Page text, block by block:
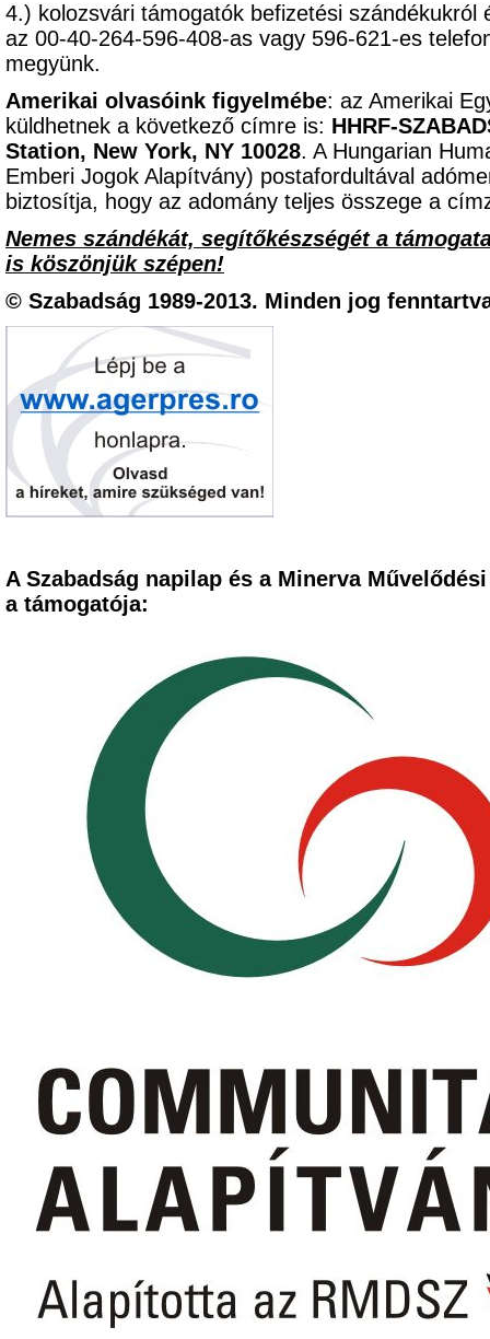
4.) kolozsvári támogatók befizetési
az 00-40-264-596-408-as vagy 596-621-es
megyünk.
Amerikai olvasóink figyelmébe: az Amerikai
küldhetnek a következő címre is: HHRF-
Station, New York, NY 10028. A Hungarian
Emberi Jogok Alapítvány) postafordultával
biztosítja, hogy az adomány teljes összege a
Nemes szándékát, segítőkészségét a
is köszönjük szépen!
© Szabadság 1989-2013. Minden jog
A Szabadság napilap és a Minerva
a támogatója: